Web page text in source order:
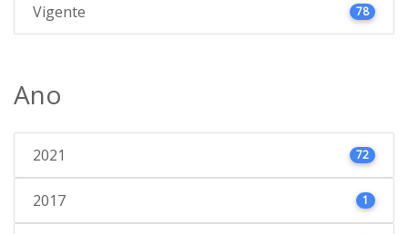
Vigente 78
Ano
2021 72
2017 1